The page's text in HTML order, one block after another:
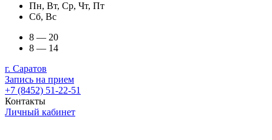
Пн, Вт, Ср, Чт, Пт
Сб, Вс
8 — 20
8 — 14
г. Саратов
Запись на прием
+7 (8452) 51-22-51
Контакты
Личный кабинет